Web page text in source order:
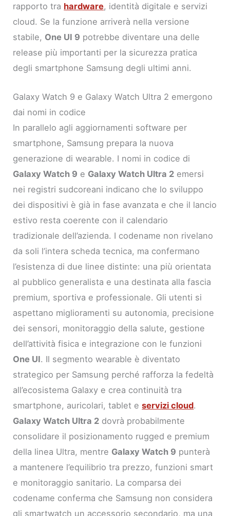
rapporto tra hardware, identità digitale e servizi
cloud. Se la funzione arriverà nella versione
stabile, One UI 9 potrebbe diventare una delle
release più importanti per la sicurezza pratica
degli smartphone Samsung degli ultimi anni.
Galaxy Watch 9 e Galaxy Watch Ultra 2 emergono
dai nomi in codice
In parallelo agli aggiornamenti software per
smartphone, Samsung prepara la nuova
generazione di wearable. I nomi in codice di
Galaxy Watch 9 e Galaxy Watch Ultra 2 emersi
nei registri sudcoreani indicano che lo sviluppo
dei dispositivi è già in fase avanzata e che il lancio
estivo resta coerente con il calendario
tradizionale dell’azienda. I codename non rivelano
da soli l’intera scheda tecnica, ma confermano
l’esistenza di due linee distinte: una più orientata
al pubblico generalista e una destinata alla fascia
premium, sportiva e professionale. Gli utenti si
aspettano miglioramenti su autonomia, precisione
dei sensori, monitoraggio della salute, gestione
dell’attività fisica e integrazione con le funzioni
One UI. Il segmento wearable è diventato
strategico per Samsung perché rafforza la fedeltà
all’ecosistema Galaxy e crea continuità tra
smartphone, auricolari, tablet eservizi cloud.
Galaxy Watch Ultra 2 dovrà probabilmente
consolidare il posizionamento rugged e premium
della linea Ultra, mentre Galaxy Watch 9 punterà
a mantenere l’equilibrio tra prezzo, funzioni smart
e monitoraggio sanitario. La comparsa dei
codename conferma che Samsung non considera
gli smartwatch un accessorio secondario, ma una